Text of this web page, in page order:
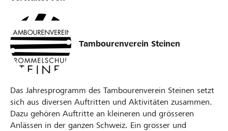
Tambourenverein Steinen
Das Jahresprogramm des Tambourenverein Steinen setzt
sich aus diversen Auftritten und Aktivitäten zusammen.
Dazu gehören Auftritte an kleineren und grösseren
Anlässen in der ganzen Schweiz. Ein grosser und